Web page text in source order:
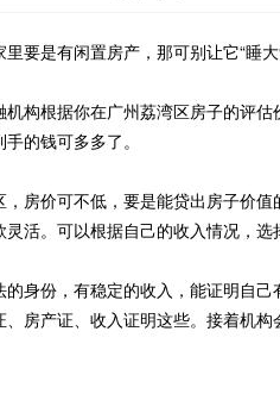
要是有闲置房产，那可别让它“睡
构根据你在广州荔湾区房子的评
的钱可多多了。
房价可不低，要是能贷出房子价
活。可以根据自己的收入情况，选
身份，有稳定的收入，能证明自
房产证、收入证明这些。接着机